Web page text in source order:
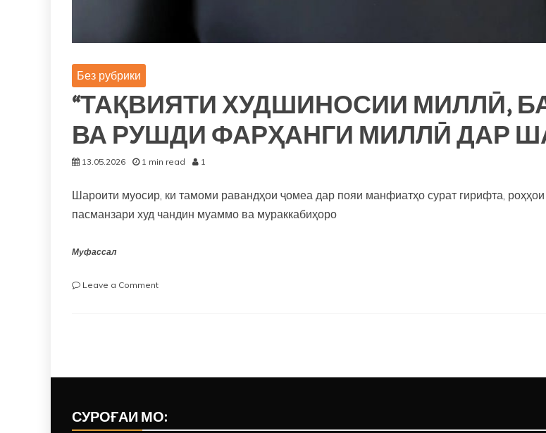
Без рубрики
“ТАҚВИЯТИ ХУДШИНОСИИ МИЛЛӢ,
ВА РУШДИ ФАРҲАНГИ МИЛЛӢ ДАР
13.05.2026 1 min read 1
Шароити муосир, ки тамоми равандҳои ҷомеа дар пояи манфиатҳо сурат гирифта,
пасманзари худ чандин муаммо ва мураккабиҳоро
Муфассал
Leave a Commenton
МИЛЛӢ
ДАР
СУРОҒАИ МО: